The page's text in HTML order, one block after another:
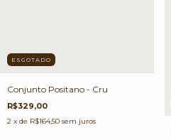
ESGOTADO
Conjunto Positano - Cru
R$329,00
2 x de R$164,50 sem juros